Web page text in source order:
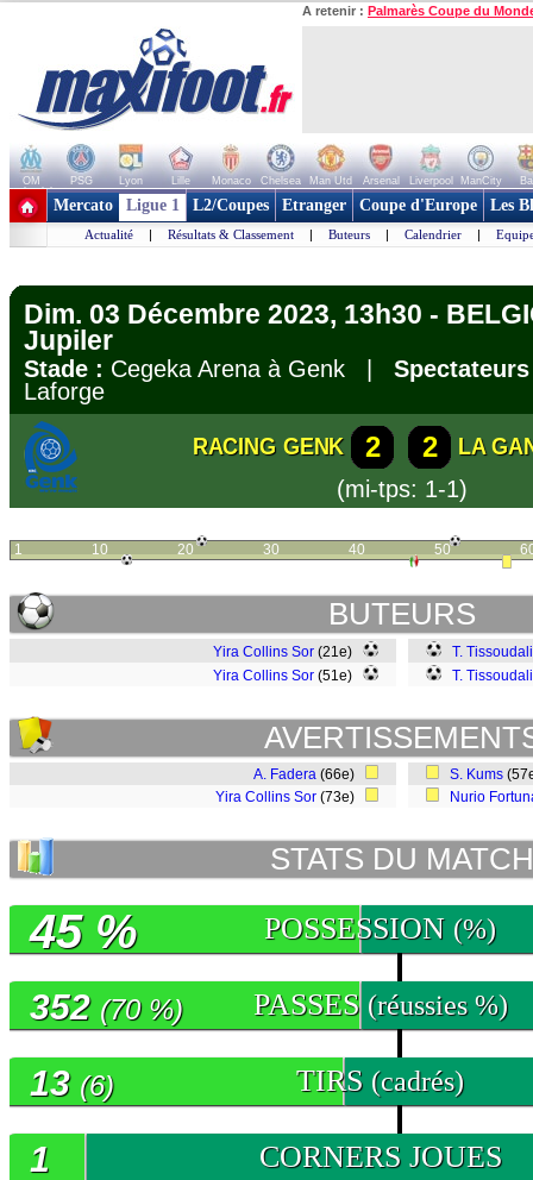
A retenir : Palmarès Coupe du
OM PSG Lyon Lille Monaco Chelsea Man Utd Arsenal Liverpool ManCity
+ de clubs
Mercato Ligue 1 L2/Coupes Etranger Coupe d'Europe Les
Actualité | Résultats & Classement | Buteurs | Calendrier |
Dim. 03 Décembre 2023, 13h30 -
Jupiler
Stade : Cegeka Arena à Genk |
Laforge
RACING GENK 2 2
LA
(mi-tps: 1-1)
1 10 20 30 40 50
BUTEURS
Yira Collins Sor (21e)
Yira Collins Sor (51e)
T. Tissoudali
T. Tissoudali
A. Fadera (66e)
Yira Collins Sor (73e)
S. Kums
Nurio
STATS DU MATCH
POSSESSION (%)
45 %
PASSES (réussies %)
352 (70 %)
TIRS (cadrés)
13 (6)
CORNERS JOUES
1